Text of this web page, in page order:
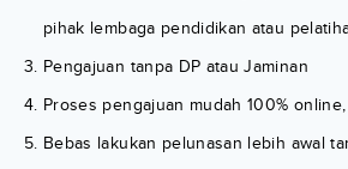
pihak lembaga pendidikan atau
Pengajuan tanpa DP atau Jaminan
Proses pengajuan mudah 100%
Bebas lakukan pelunasan lebih awal